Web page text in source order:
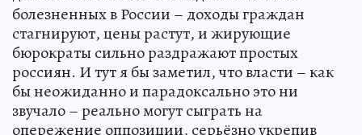
болезненных в России – доходы граждан
стагнируют, цены растут, и жирующие
бюрократы сильно раздражают простых
россиян. И тут я бы заметил, что власти – как
бы неожиданно и парадоксально это ни
звучало – реально могут сыграть на
опережение оппозиции, серьёзно укрепив